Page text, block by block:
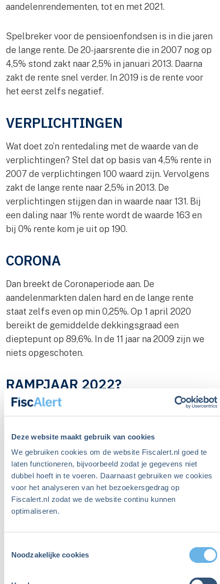
Deze website maakt gebruik van cookies
We gebruiken cookies om de website Fiscalert.nl goed te
laten functioneren, bijvoorbeeld zodat je gegevens niet
dubbel hoeft in te voeren. Daarnaast gebruiken we cookies
voor het analyseren van het bezoekersgedrag op
Fiscalert.nl zodat we de website continu kunnen
optimaliseren.
Noodzakelijke cookies
aandelenrendementen, tot en met 2021.
Spelbreker voor de pensioenfondsen is in die jaren
de lange rente. De 20-jaarsrente die in 2007 nog op
4,5% stond zakt naar 2,5% in januari 2013. Daarna
zakt de rente snel verder. In 2019 is de rente voor
het eerst zelfs negatief.
VERPLICHTINGEN
Wat doet zo’n rentedaling met de waarde van de
verplichtingen? Stel dat op basis van 4,5% rente in
2007 de verplichtingen 100 waard zijn. Vervolgens
zakt de lange rente naar 2,5% in 2013. De
verplichtingen stijgen dan in waarde naar 131. Bij
een daling naar 1% rente wordt de waarde 163 en
bij 0% rente kom je uit op 190.
CORONA
Dan breekt de Coronaperiode aan. De
aandelenmarkten dalen hard en de lange rente
staat zelfs even op min 0,25%. Op 1 april 2020
bereikt de gemiddelde dekkingsgraad een
dieptepunt op 89,6%. In de 11 jaar na 2009 zijn we
niets opgeschoten.
RAMPJAAR 2022?
Het houdt nog niet op. In 2022 zakken zowel
bij pensioenfondsen bedraagt honderden
miljarden. De oorzaak is een forse rentestijging. De
lange rente schiet dat jaar omhoog van 0,30% naar
2,58%.
Dat laatste is echter goed nieuws. Omgerekend
pensioenverplichtingen: die zakken van 181,4 naar
groter dan het verlies op de beleggingen. Ondanks